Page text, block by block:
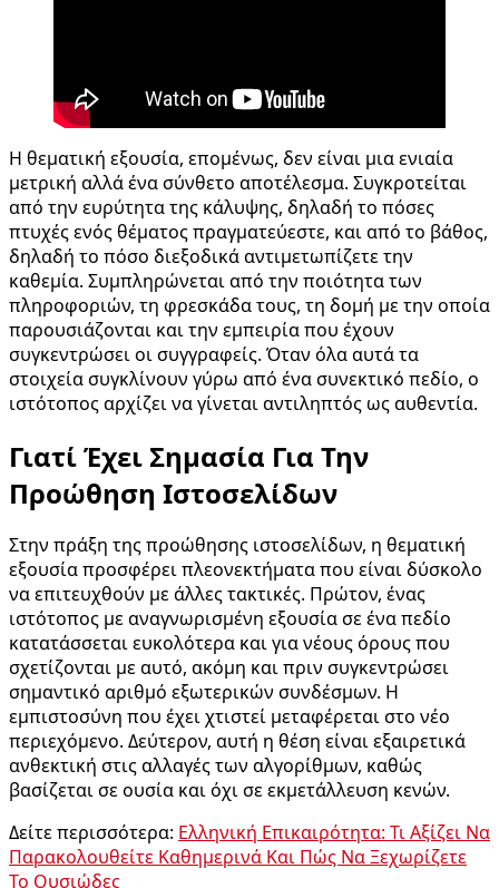
Η θεματική εξουσία, επομένως, δεν είναι μια ενιαία
μετρική αλλά ένα σύνθετο αποτέλεσμα. Συγκροτείται
από την ευρύτητα της κάλυψης, δηλαδή το πόσες
πτυχές ενός θέματος πραγματεύεστε, και από το βάθος,
δηλαδή το πόσο διεξοδικά αντιμετωπίζετε την
καθεμία. Συμπληρώνεται από την ποιότητα των
πληροφοριών, τη φρεσκάδα τους, τη δομή με την οποία
παρουσιάζονται και την εμπειρία που έχουν
συγκεντρώσει οι συγγραφείς. Όταν όλα αυτά τα
στοιχεία συγκλίνουν γύρω από ένα συνεκτικό πεδίο, ο
ιστότοπος αρχίζει να γίνεται αντιληπτός ως αυθεντία.
Γιατί Έχει Σημασία Για Την
Προώθηση Ιστοσελίδων
Στην πράξη της προώθησης ιστοσελίδων, η θεματική
εξουσία προσφέρει πλεονεκτήματα που είναι δύσκολο
να επιτευχθούν με άλλες τακτικές. Πρώτον, ένας
ιστότοπος με αναγνωρισμένη εξουσία σε ένα πεδίο
κατατάσσεται ευκολότερα και για νέους όρους που
σχετίζονται με αυτό, ακόμη και πριν συγκεντρώσει
σημαντικό αριθμό εξωτερικών συνδέσμων. Η
εμπιστοσύνη που έχει χτιστεί μεταφέρεται στο νέο
περιεχόμενο. Δεύτερον, αυτή η θέση είναι εξαιρετικά
ανθεκτική στις αλλαγές των αλγορίθμων, καθώς
βασίζεται σε ουσία και όχι σε εκμετάλλευση κενών.
Δείτε περισσότερα: Ελληνική Επικαιρότητα: Τι Αξίζει Να
Παρακολουθείτε Καθημερινά Και Πώς Να Ξεχωρίζετε
Το Ουσιώδες